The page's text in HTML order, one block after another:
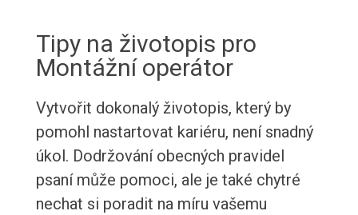
Tipy na životopis pro
Montážní operátor
Vytvořit dokonalý životopis, který by
pomohl nastartovat kariéru, není snadný
úkol. Dodržování obecných pravidel
psaní může pomoci, ale je také chytré
nechat si poradit na míru vašemu